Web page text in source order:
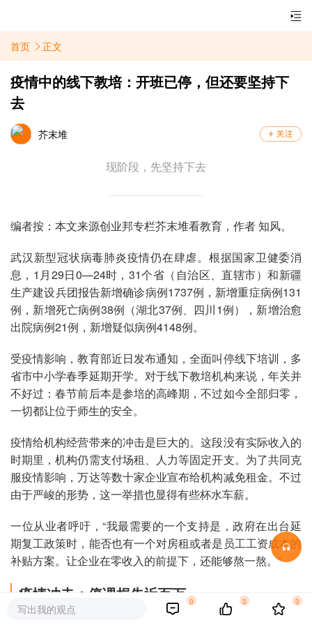
首页 正文
疫情中的线下教培：开班已停，但还要坚持下
去
芥末堆
现阶段，先坚持下去
编者按：本文来源创业邦专栏芥末堆看教育，作者 知风。
武汉新型冠状病毒肺炎疫情仍在肆虐。根据国家卫健委消
息，1月29日0—24时，31个省（自治区、直辖市）和新疆
生产建设兵团报告新增确诊病例1737例，新增重症病例131
例，新增死亡病例38例（湖北37例、四川1例），新增治愈
出院病例21例，新增疑似病例4148例。
受疫情影响，教育部近日发布通知，全面叫停线下培训，多
省市中小学春季延期开学。对于线下教培机构来说，年关并
不好过：春节前后本是参培的高峰期，不过如今全部归零，
一切都让位于师生的安全。
疫情给机构经营带来的冲击是巨大的。这段没有实际收入的
时期里，机构仍需支付场租、人力等固定开支。为了共同克
服疫情影响，万达等数十家企业宣布给机构减免租金。不过
由于严峻的形势，这一举措也显得有些杯水车薪。
一位从业者呼吁，“我最需要的一个支持是，政府在出台延
期复工政策时，能否也有一个对房租或者是员工工资成本的
补贴方案。让企业在零收入的前提下，还能够熬一熬。”
疫情冲击：停课损失近百万
写出我的观点
0 3 3